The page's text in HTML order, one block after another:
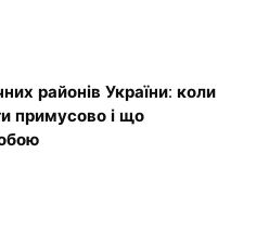
районів України: коли
примусово і що